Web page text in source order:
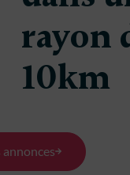
rayon
10km
à
Floirac
139
annonces